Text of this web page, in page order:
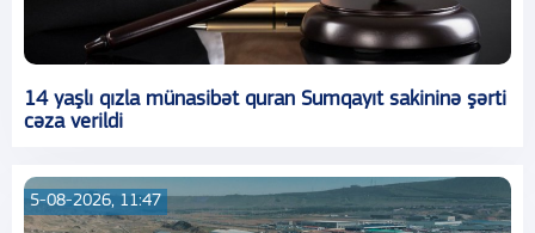
14 yaşlı qızla münasibət quran Sumqayıt sakininə şərti
cəza verildi
5-08-2026, 11:47